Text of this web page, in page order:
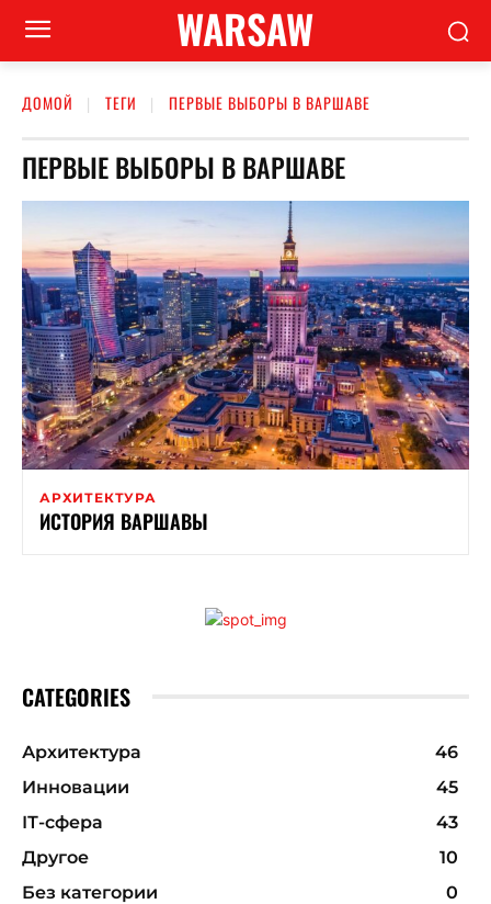
WARSAW
ДОМОЙ ТЕГИ ПЕРВЫЕ ВЫБОРЫ В ВАРШАВЕ
ПЕРВЫЕ ВЫБОРЫ В ВАРШАВЕ
АРХИТЕКТУРА
ИСТОРИЯ ВАРШАВЫ
CATEGORIES
Архитектура
46
Инновации
45
ІТ-сфера
43
Другое
10
Без категории
0